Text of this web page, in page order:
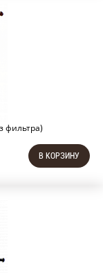
фильтра)
В КОРЗИНУ